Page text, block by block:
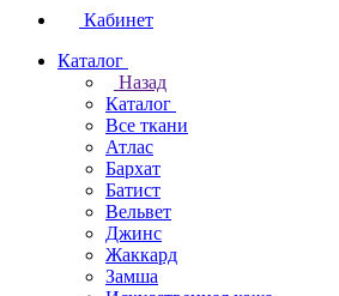
Кабинет
Каталог
Назад
Каталог
Все ткани
Атлас
Бархат
Батист
Вельвет
Джинс
Жаккард
Замша